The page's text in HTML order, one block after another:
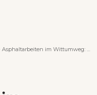
Asphaltarbeiten im Wittumweg: Vollsperrungen Ende März geplant